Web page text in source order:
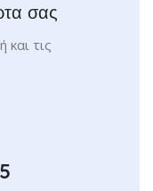
σας
και τις